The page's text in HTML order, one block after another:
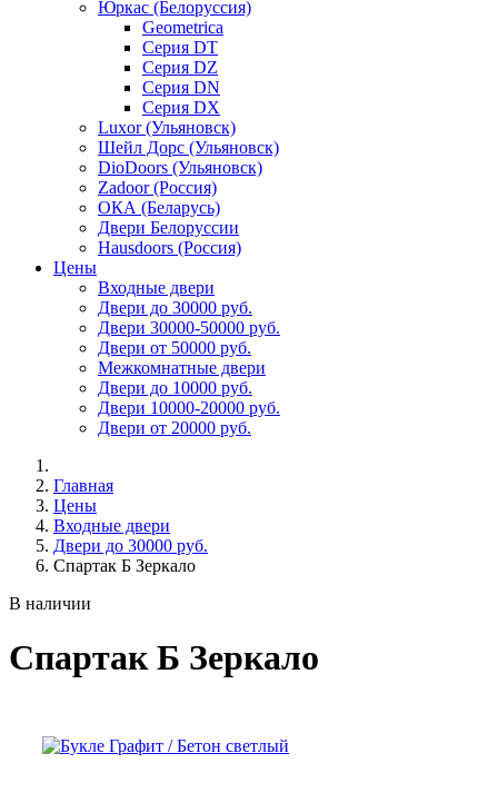
Юркас (Белоруссия)
Geometrica
Серия DT
Серия DZ
Серия DN
Серия DX
Luxor (Ульяновск)
Шейл Дорс (Ульяновск)
DioDoors (Ульяновск)
Zadoor (Россия)
ОКА (Беларусь)
Двери Белоруссии
Hausdoors (Россия)
Цены
Входные двери
Двери до 30000 руб.
Двери 30000-50000 руб.
Двери от 50000 руб.
Межкомнатные двери
Двери до 10000 руб.
Двери 10000-20000 руб.
Двери от 20000 руб.
Главная
Цены
Входные двери
Двери до 30000 руб.
Спартак Б Зеркало
В наличии
Спартак Б Зеркало